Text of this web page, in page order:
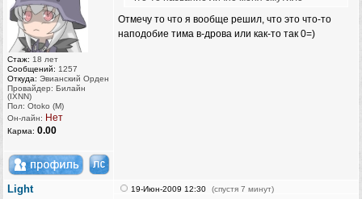
Стаж: 18 лет
Сообщений: 1257
Откуда: Эвианский Орден
Провайдер: Билайн
(IXNN)
Пол: Otoko (M)
Он-лайн: Нет
Карма: 0.00
Отмечу то что я вообще решил, что это что-то
наподобие тима в-дрова или как-то так 0=)
Light 19-Июн-2009 12:30 (спустя 7 минут)